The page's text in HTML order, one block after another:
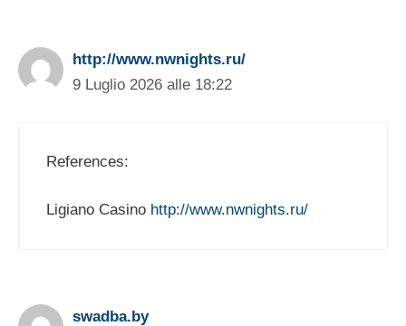
http://www.nwnights.ru/
9 Luglio 2026 alle 18:22
References:
Ligiano Casino http://www.nwnights.ru/
swadba.by